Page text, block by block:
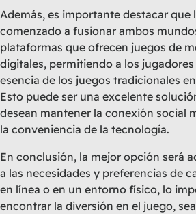
Además, es importante destacar que
comenzado a fusionar ambos
plataformas que ofrecen juegos de
digitales, permitiendo a los
esencia de los juegos tradicionales
Esto puede ser una excelente
desean mantener la conexión social
la conveniencia de la tecnología.
En conclusión, la mejor opción será
a las necesidades y preferencias de
en línea o en un entorno físico, lo
encontrar la diversión en el juego,